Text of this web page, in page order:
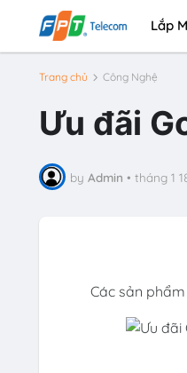
Lắp
Trang chủ Công Nghệ
Ưu đãi
by Admin • tháng 1
Các sản